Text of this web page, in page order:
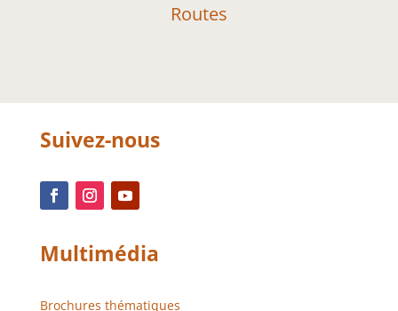
Routes
Suivez-nous
Multimédia
Brochures thématiques